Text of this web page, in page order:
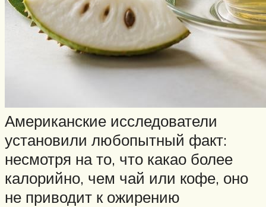
Американские исследователи
установили любопытный факт:
несмотря на то, что какао более
калорийно, чем чай или кофе, оно
не приводит к ожирению